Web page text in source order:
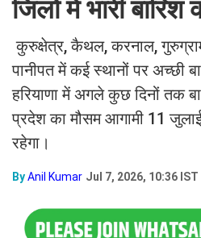
जिलों में भारी
कुरुक्षेत्र, कैथल, करनाल,
पानीपत में कई स्थानों पर अच्छी
हरियाणा में अगले कुछ दिनों तक
प्रदेश का मौसम आगामी 11
रहेगा।
ByAnil Kumar Jul 7, 2026, 10:36 IST